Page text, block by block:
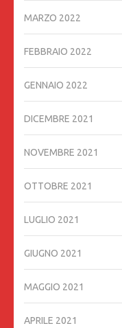
MARZO 2022
FEBBRAIO 2022
GENNAIO 2022
DICEMBRE 2021
NOVEMBRE 2021
OTTOBRE 2021
LUGLIO 2021
GIUGNO 2021
MAGGIO 2021
APRILE 2021